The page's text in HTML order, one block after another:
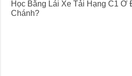
Học Bằng Lái Xe Tải Hạng C1 Ở
Chánh?